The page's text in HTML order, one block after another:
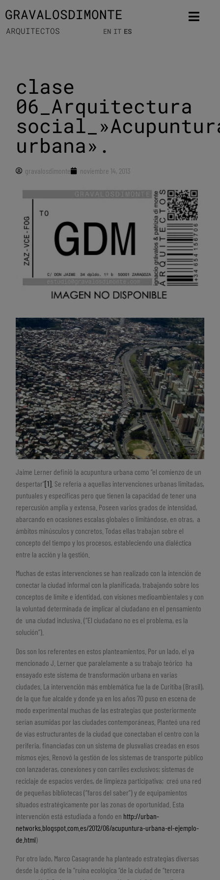
GRAVALOSDIMONTE
ARQUITECTOS EN IT ES
clase
06_Arquitectura
urbana».
gravalosdimonte noviembre 14, 2013
Jaime Lerner definió la acupuntura urbana como “el comienzo de un
despertar”[1] . Se refería a aquellas intervenciones urbanas limitadas,
puntuales y específicas pero que tienen la capacidad de tener una
repercusión amplia y extensa. Poseen varios grados de intensidad,
abarcando en ocasiones escalas globales o limitándose, en otras, a
ámbitos minúsculos y concretos. Todas ellas trabajan sobre el
concepto del tiempo y los procesos, estableciendo una dialéctica
entre la acción y la gestión.
Muchas de estas intervenciones se han realizado con la intención de
conectar la ciudad informal con la planificada, trabajando sobre los
conceptos de límite e identidad, con visiones medioambientales y con
la voluntad determinada de implicar al ciudadano en el pensamiento
de una ciudad inclusiva. (“El ciudadano no es el problema, es la
solución”).
Dos son los referentes en estos planteamientos. Por un lado, el ya
mencionado J. Lerner que paralelamente a su trabajo teórico ha
ensayado este sistema de transformación urbana en varias
ciudades. La intervención más emblemática fue la de Curitiba (Brasil),
de la que fue alcalde y donde ya en los años 70 puso en escena de
modo experimental muchas de las estrategias que posteriormente
serían asumidas por las ciudades contemporáneas. Planteó una red
de vías estructurantes de la ciudad que conectaban el centro con la
periferia, financiadas con un sistema de plusvalías creadas en esos
mismos ejes. Renovó la gestión de los sistemas de transporte público
con lanzaderas, conexiones y con carriles exclusivos; sistemas de
reciclaje de espacios verdes, de limpieza participativa; creó una red
de pequeñas bibliotecas (“faros del saber”) y de equipamientos
situados estratégicamente por las zonas de oportunidad. Esta
intervención está estudiada a fondo en http://urban-
networks.blogspot.com.es/2012/06/acupuntura-urbana-el-ejemplo-
de.html)
Por otro lado, Marco Casagrande ha planteado estrategias diversas
desde la óptica de la “ruina ecológica “de la ciudad de “tercera